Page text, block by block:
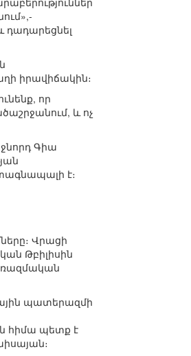
դադարեցնել
իրավիճակին։
որ
և ոչ
Գիա
է։
Վրացի
Թբիլիսին
ռազմական
պատերազմի
հիմա պետք է